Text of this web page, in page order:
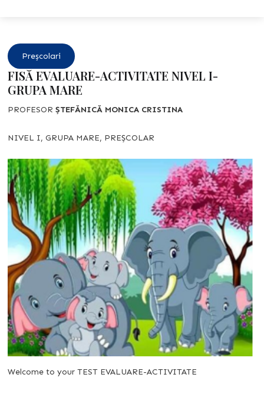
Preșcolari
FISĂ EVALUARE-ACTIVITATE NIVEL I-
GRUPA MARE
PROFESORȘTEFĂNICĂ MONICA CRISTINA
NIVEL I, GRUPA MARE, PREȘCOLAR
Welcome to your TEST EVALUARE-ACTIVITATE